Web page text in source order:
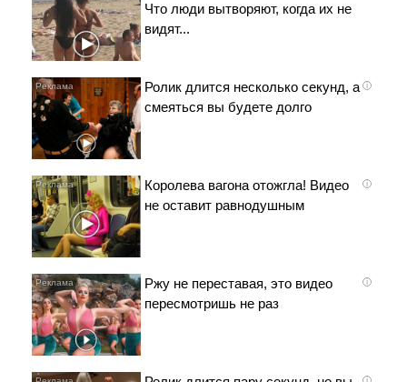
Что люди вытворяют, когда их не
видят...
i
Ролик длится несколько секунд, а
смеяться вы будете долго
i
Королева вагона отожгла! Видео
не оставит равнодушным
i
Ржу не переставая, это видео
пересмотришь не раз
i